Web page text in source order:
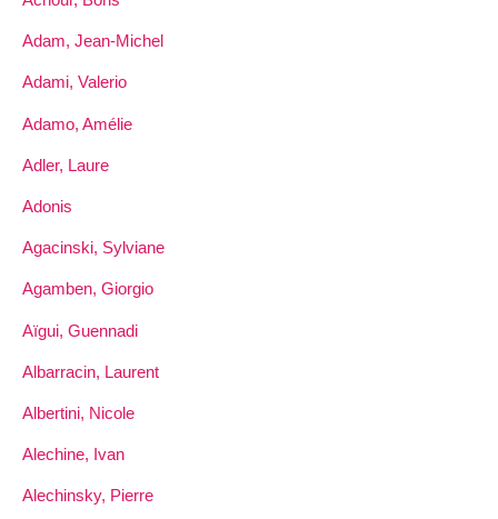
Adam, Jean-Michel
Adami, Valerio
Adamo, Amélie
Adler, Laure
Adonis
Agacinski, Sylviane
Agamben, Giorgio
Aïgui, Guennadi
Albarracin, Laurent
Albertini, Nicole
Alechine, Ivan
Alechinsky, Pierre